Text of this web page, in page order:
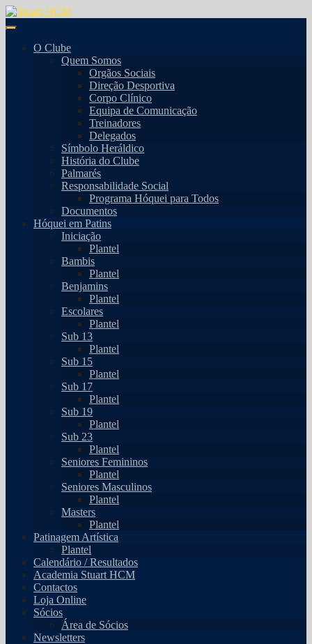
O Clube
Quem Somos
Orgãos Sociais
Direção Desportiva
Corpo Clínico
Equipa de Comunicação
Treinadores
Delegados
Símbolo Heráldico
História do Clube
Palmarés
Responsabilidade Social
Programa Hóquei para Todos
Documentos
Hóquei em Patins
Iniciação
Plantel
Bambis
Plantel
Benjamins
Plantel
Escolares
Plantel
Sub 13
Plantel
Sub 15
Plantel
Sub 17
Plantel
Sub 19
Plantel
Sub 23
Plantel
Seniores Femininos
Plantel
Seniores Masculinos
Plantel
Masters
Plantel
Patinagem Artística
Plantel
Calendário / Resultados
Academia Stuart HCM
Contactos
Loja Online
Sócios
Área de Sócios
Newsletters